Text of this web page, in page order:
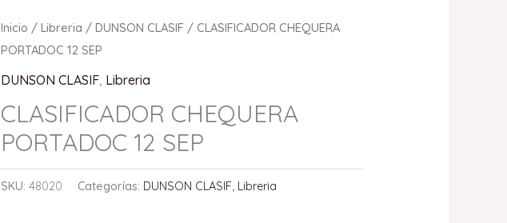
Inicio /Libreria /DUNSON CLASIF / CLASIFICADOR CHEQUERA
PORTADOC 12 SEP
DUNSON CLASIF, Libreria
CLASIFICADOR CHEQUERA
PORTADOC 12 SEP
SKU:48020 Categorías: DUNSON CLASIF, Libreria